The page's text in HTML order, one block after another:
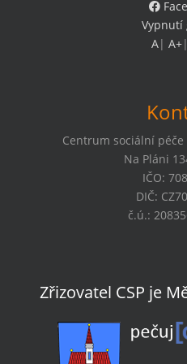
Vypnutí
A| A+|
Centrum sociální
Na Pláni
IČO:
DIČ:
č.ú.:
Zřizovatel CSP je